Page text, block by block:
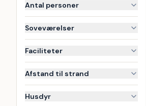
Antal personer
Soveværelser
Faciliteter
Afstand til strand
Husdyr